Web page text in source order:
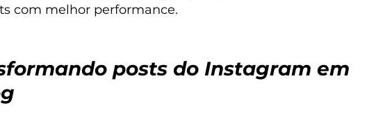
com melhor performance.
posts do Instagram em